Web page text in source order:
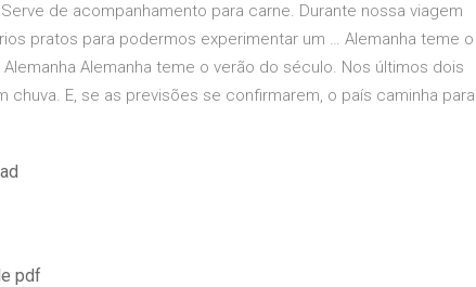
de acompanhamento para carne. Durante nossa viagem
pratos para podermos experimentar um … Alemanha teme o
Alemanha teme o verão do século. Nos últimos dois
E, se as previsões se confirmarem, o país caminha para
pdf